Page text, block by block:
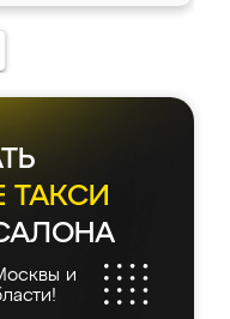
ТАКСИ
и